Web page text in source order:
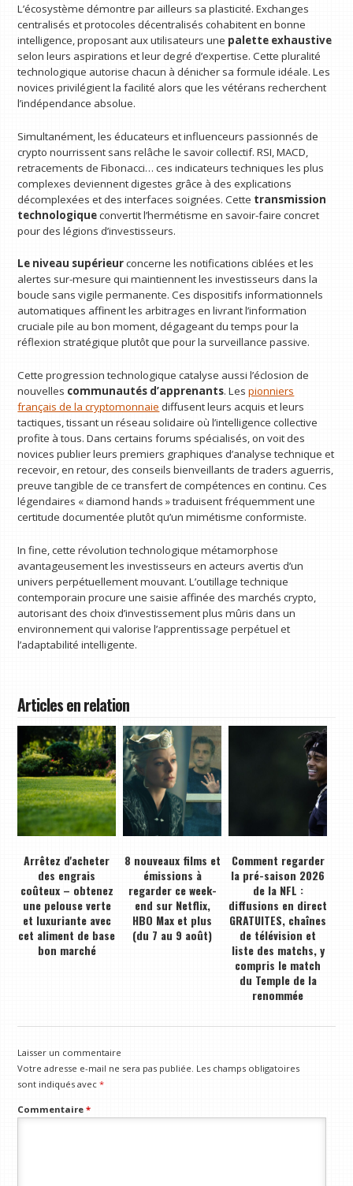
L’écosystème démontre par ailleurs sa plasticité. Exchanges
centralisés et protocoles décentralisés cohabitent en bonne
intelligence, proposant aux utilisateurs une palette exhaustive
selon leurs aspirations et leur degré d’expertise. Cette pluralité
technologique autorise chacun à dénicher sa formule idéale. Les
novices privilégient la facilité alors que les vétérans recherchent
l’indépendance absolue.
Simultanément, les éducateurs et influenceurs passionnés de
crypto nourrissent sans relâche le savoir collectif. RSI, MACD,
retracements de Fibonacci… ces indicateurs techniques les plus
complexes deviennent digestes grâce à des explications
décomplexées et des interfaces soignées. Cette transmission
technologiqueconvertit l’hermétisme en savoir-faire concret
pour des légions d’investisseurs.
Le niveau supérieurconcerne les notifications ciblées et les
alertes sur-mesure qui maintiennent les investisseurs dans la
boucle sans vigile permanente. Ces dispositifs informationnels
automatiques affinent les arbitrages en livrant l’information
cruciale pile au bon moment, dégageant du temps pour la
réflexion stratégique plutôt que pour la surveillance passive.
Cette progression technologique catalyse aussi l’éclosion de
nouvelles communautés d’apprenants. Lespionniers
français de la cryptomonnaie diffusent leurs acquis et leurs
tactiques, tissant un réseau solidaire où l’intelligence collective
profite à tous. Dans certains forums spécialisés, on voit des
novices publier leurs premiers graphiques d’analyse technique et
recevoir, en retour, des conseils bienveillants de traders aguerris,
preuve tangible de ce transfert de compétences en continu. Ces
légendaires « diamond hands » traduisent fréquemment une
certitude documentée plutôt qu’un mimétisme conformiste.
In fine, cette révolution technologique métamorphose
avantageusement les investisseurs en acteurs avertis d’un
univers perpétuellement mouvant. L’outillage technique
contemporain procure une saisie affinée des marchés crypto,
autorisant des choix d’investissement plus mûris dans un
environnement qui valorise l’apprentissage perpétuel et
l’adaptabilité intelligente.
Articles en relation
Arrêtez d'acheter
des engrais
coûteux – obtenez
une pelouse verte
et luxuriante avec
cet aliment de base
bon marché
8 nouveaux films et
émissions à
regarder ce week-
end sur Netflix,
HBO Max et plus
(du 7 au 9 août)
Comment regarder
la pré-saison 2026
de la NFL :
diffusions en direct
GRATUITES, chaînes
de télévision et
liste des matchs, y
compris le match
du Temple de la
renommée
Laisser un commentaire
Votre adresse e-mail ne sera pas publiée. Les champs obligatoires
sont indiqués avec*
Commentaire*